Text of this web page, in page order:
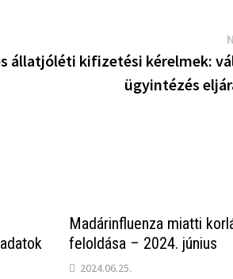
állatjóléti kifizetési kérelmek:
ügyintézés
Madárinfluenza miatti
feloldása – 2024. június
2024.06.25.